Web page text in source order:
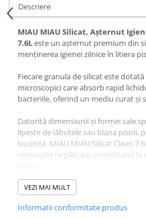
Umede
Îngrijire Pisici
Așternut Igienic Pisici
Igienă Pisici
Vitamine Pisici
Perii & Piepteni Pisici
Accesorii Pisici
Culcușuri & Saltele Pisici
Ansambluri Pisici
Cuști & Genți Pisici
Litiere Pisici
Jucării Pisici
Descriere
MIAU MIAU Silicat, Așternut
7.6Leste un așternut premium din
menținerea igienei zilnice în litiera
Fiecare granula de silicat este
microscopici care absorb rapid
bacteriile, oferind un mediu curat și
Datorită dimensiunii și formei sale
lipește de lăbuțele sau blana pisicii,
locuință. MIAU MIAU Silicat Clean
mirosurile neplăcute, contribuind la
Formula fără praf îl face potrivit
și asigură o igienă optimă pe termen
VEZI MAI MULT
Informatii conformitate produs